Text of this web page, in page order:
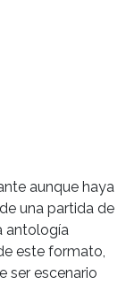
aunque haya
una partida de
antología
este formato,
ser escenario